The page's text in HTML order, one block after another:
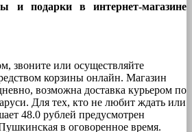
и подарки в интернет-магазине
звоните или осуществляйте
корзины онлайн. Магазин
возможна доставка курьером по
Для тех, кто не любит ждать или
48.0 рублей предусмотрен
в оговоренное время.